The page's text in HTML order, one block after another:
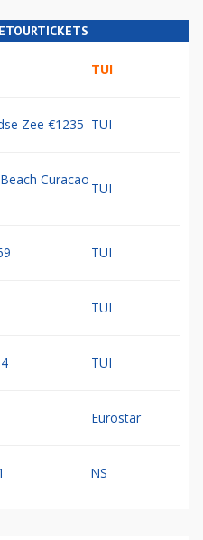
TUI
Zee €1235 TUI
Curacao
TUI
TUI
TUI
TUI
Eurostar
NS